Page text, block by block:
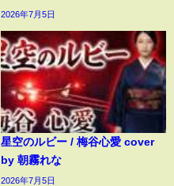
2026年7月5日
星空のルビー / 梅谷心愛 cover
by 朝霧れな
2026年7月5日